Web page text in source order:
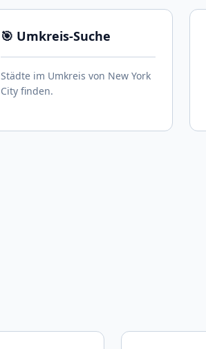
🎯 Umkreis-Suche
Städte im Umkreis von New York
City finden.